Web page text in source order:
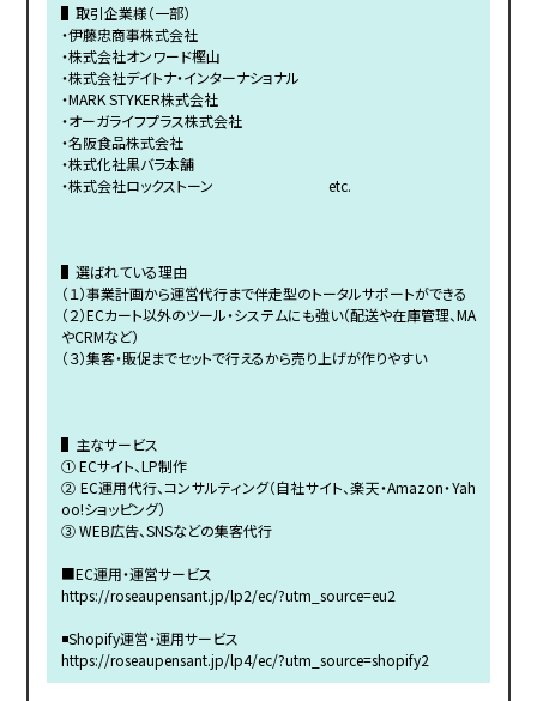
▌取引企業様（一部）
・伊藤忠商事株式会社
・株式会社オンワード樫山
・株式会社デイトナ・インターナショナル
・MARK STYKER株式会社
・オーガライフプラス株式会社
・名阪食品株式会社
・株式化社黒バラ本舗
・株式会社ロックストーン etc.
▌選ばれている理由
（１）事業計画から運営代行まで伴走型のトータルサポートができる
（２）ECカート以外のツール・システムにも強い（配送や在庫管理、MA
やCRMなど）
（３）集客・販促までセットで行えるから売り上げが作りやすい
▌主なサービス
① ECサイト、LP制作
② EC運用代行、コンサルティング（自社サイト、楽天・Amazon・Yah
oo!ショッピング）
③ WEB広告、SNSなどの集客代行
■EC運用・運営サービス
https://roseaupensant.jp/lp2/ec/?utm_source=eu2
◾️Shopify運営・運用サービス
https://roseaupensant.jp/lp4/ec/?utm_source=shopify2